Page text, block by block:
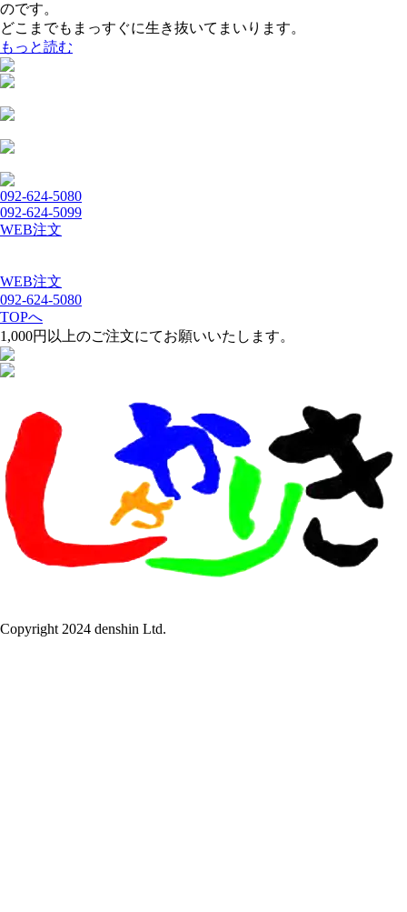
のです。
どこまでもまっすぐに生き抜いてまいります。
もっと読む
092-624-5080
092-624-5099
WEB注文
WEB注文
092-624-5080
TOPへ
1,000円以上のご注文にてお願いいたします。
Copyright 2024 denshin Ltd.